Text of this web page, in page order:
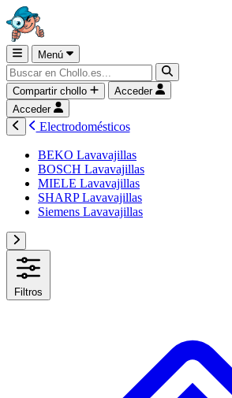
Menú
Compartir chollo
Acceder
Acceder
Electrodomésticos
BEKO Lavavajillas
BOSCH Lavavajillas
MIELE Lavavajillas
SHARP Lavavajillas
Siemens Lavavajillas
Filtros